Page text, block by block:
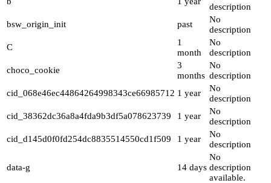
description
bsw_origin_init
past
No
description
C
1
month
No
description
choco_cookie
3
months
No
description
cid_068e46ec44864264998343ce66985712 1 year
No
description
cid_38362dc36a8a4fda9b3df5a078623739
1 year
No
description
cid_d145d0f0fd254dc8835514550cd1f509
1 year
No
description
data-g 14 days
No
description
available.